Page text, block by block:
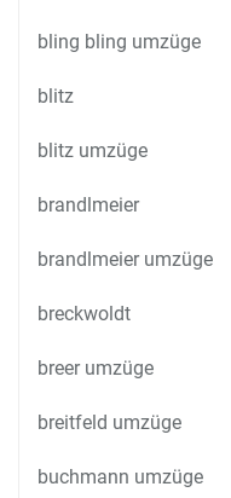
bling bling umzüge
blitz
blitz umzüge
brandlmeier
brandlmeier umzüge
breckwoldt
breer umzüge
breitfeld umzüge
buchmann umzüge